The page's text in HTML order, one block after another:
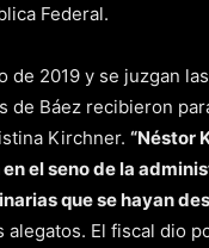
Federal.
de 2019 y se juzgan
de Báez recibieron
Kirchner. “Néstor
el seno de la
que se hayan
alegatos. El fiscal dio